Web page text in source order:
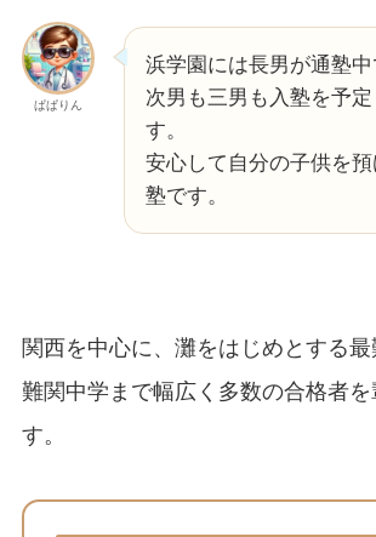
ぱぱりん
浜学園には長男が通塾中
次男も三男も入塾を予定
す。
安心して自分の子供を
塾です。
関西を中心に、灘をはじめとする
難関中学まで幅広く多数の合格者を
す。